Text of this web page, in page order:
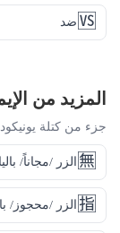
🆚 ضد
المزيد من
جزء من كتلة يونيكود
🈚 الزر /مجاناً/
🈯 الزر /محجوز/